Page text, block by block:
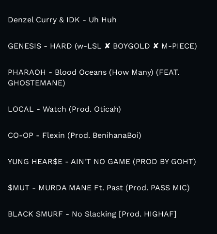
Denzel Curry & IDK - Uh Huh
GENESIS - HARD (w-LSL ✘ BOYGOLD ✘ M-PIECE)
PHARAOH - Blood Oceans (How Many) (FEAT.
GHOSTEMANE)
LOCAL - Watch (Prod. Oticah)
CO-OP - Flexin (Prod. BenihanaBoi)
YUNG HEAR$E - AIN'T NO GAME (PROD BY GOHT)
$MUT - MURDA MANE Ft. Past (Prod. PASS MIC)
BLACK SMURF - No Slacking [Prod. HIGHAF]